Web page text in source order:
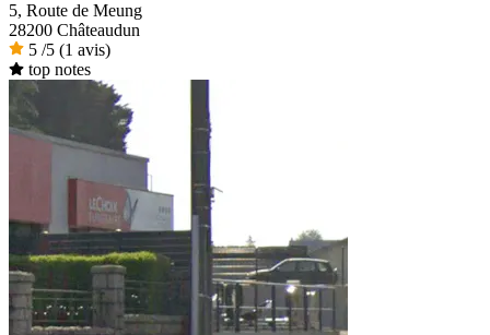
5, Route de Meung
28200 Châteaudun
5 /5 (1 avis)
top notes